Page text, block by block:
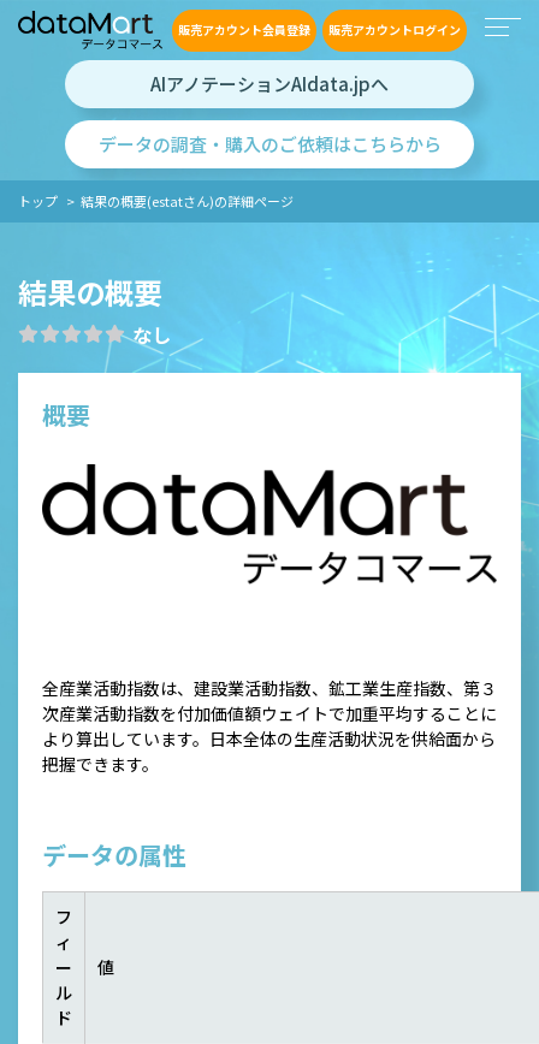
販売アカウント会員登録 販売アカウントログイン
AIアノテーションAIdata.jpへ
データの調査・購入のご依頼はこちらから
トップ 結果の概要(estatさん)の詳細ページ
結果の概要
なし
概要
全産業活動指数は、建設業活動指数、鉱工業生産指数、第３
次産業活動指数を付加価値額ウェイトで加重平均することに
より算出しています。日本全体の生産活動状況を供給面から
把握できます。
データの属性
フ
ィ
ー
ル
ド
値